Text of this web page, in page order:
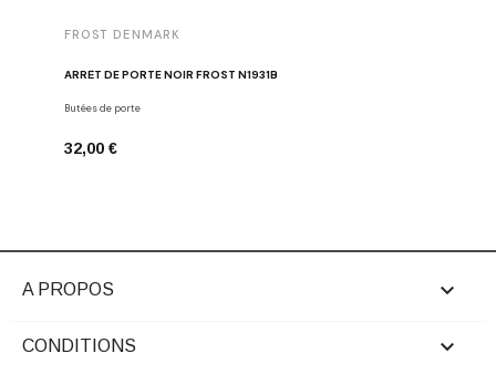
FROST DENMARK
ARRÊT DE PORTE NOIR FROST N1931B
Butées de porte
32,00 €
A PROPOS 
CONDITIONS 